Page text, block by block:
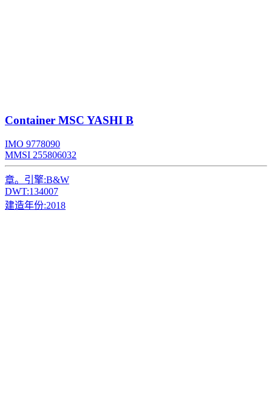
Container MSC YASHI B
IMO 9778090
MMSI 255806032
章。引擎:B&W
DWT:134007
建造年份:2018